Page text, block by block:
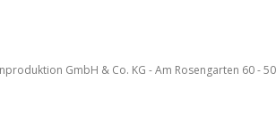
GmbH & Co. KG - Am Rosengarten 60 -